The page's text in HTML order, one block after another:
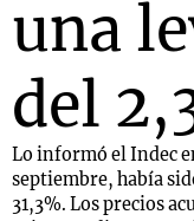
una
del
Lo informó el Indec
septiembre, había
31,3%. Los precios